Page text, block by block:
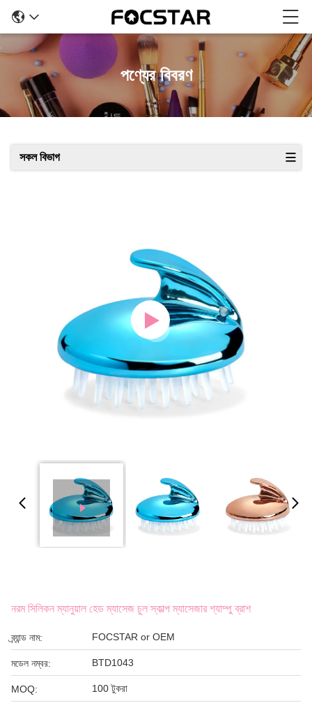
পণ্যের বিবরণ
সকল বিভাগ
নরম সিলিকন ম্যানুয়াল হেড ম্যাসেজ চুল স্কাল্প ম্যাসেজার শ্যাম্পু ব্রাশ
ব্র্যান্ড নাম: FOCSTAR or OEM
মডেল নম্বর: BTD1043
MOQ: 100 টুকরা